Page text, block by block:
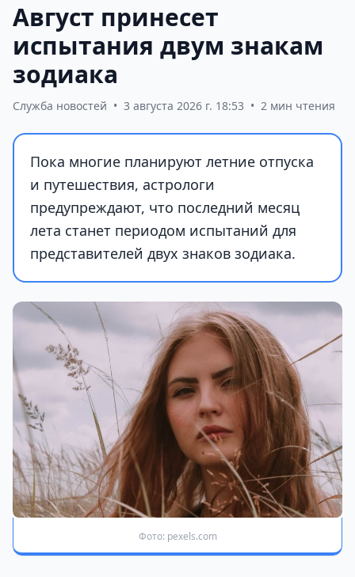
Август принесет
испытания двум знакам
зодиака
Служба новостей • 3 августа 2026 г. 18:53 • 2 мин чтения
Пока многие планируют летние отпуска
и путешествия, астрологи
предупреждают, что последний месяц
лета станет периодом испытаний для
представителей двух знаков зодиака.
Фото: pexels.com